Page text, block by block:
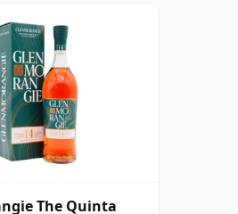
The Quinta